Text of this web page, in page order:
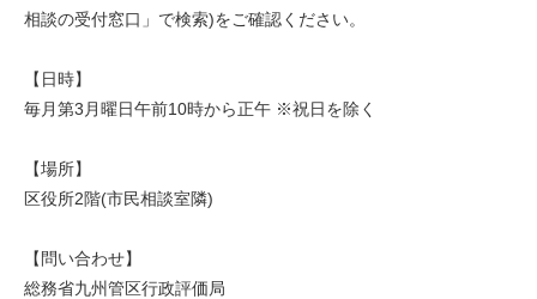
相談の受付窓口」で検索)をご確認ください。
【日時】
毎月第3月曜日午前10時から正午 ※祝日を除く
【場所】
区役所2階(市民相談室隣)
【問い合わせ】
総務省九州管区行政評価局